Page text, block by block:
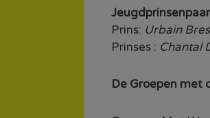
Jeugdprinsenpaar
Prins: Urbain
Prinses : Chantal
De Groepen met